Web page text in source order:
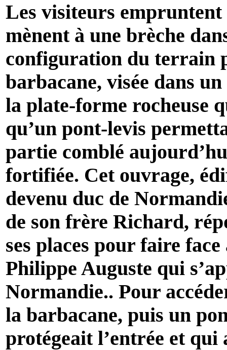
Les visiteurs
mènent à une brèche
configuration du terrain
barbacane, visée dans
la plate-forme rocheuse
qu’un pont-levis
partie comblé
fortifiée. Cet ouvrage,
devenu duc de
de son frère Richard,
ses places pour faire
Philippe Auguste qui
Normandie.. Pour
la barbacane, puis un
protégeait l’entrée et